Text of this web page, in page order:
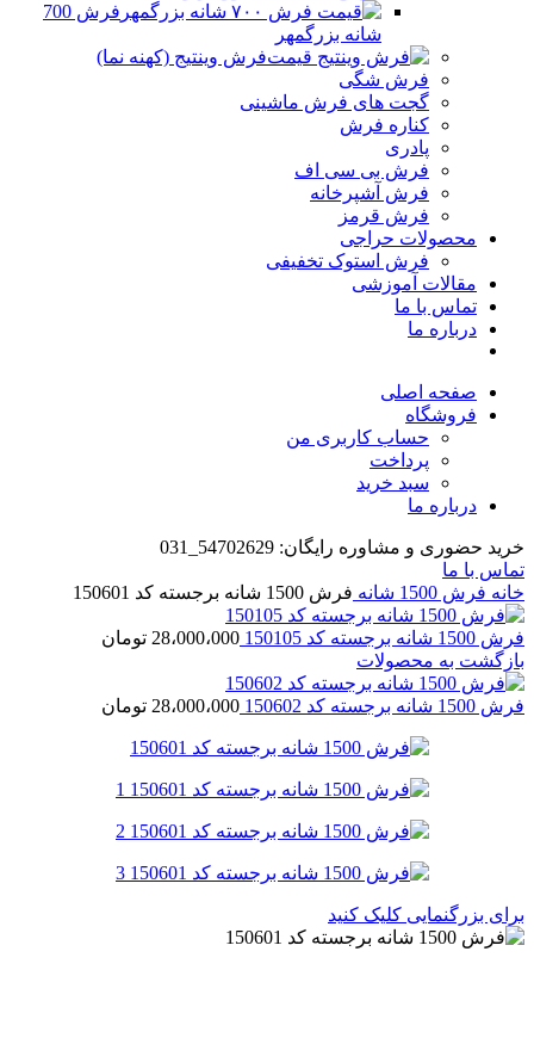
فرش 700
شانه بزرگمهر
فرش وینتیج (کهنه نما)
فرش شگی
گجت های فرش ماشینی
کناره فرش
پادری
فرش بی سی اف
فرش آشپرخانه
فرش قرمز
محصولات حراجی
فرش استوک تخفیفی
مقالات آموزشی
تماس با ما
درباره ما
صفحه اصلی
فروشگاه
حساب کاربری من
پرداخت
سبد خرید
درباره ما
خرید حضوری و مشاوره رایگان: 54702629_031
تماس با ما
خانه فرش 1500 شانه فرش 1500 شانه برجسته کد 150601
فرش 1500 شانه برجسته کد 150105 28،000،000 تومان
بازگشت به محصولات
فرش 1500 شانه برجسته کد 150602 28،000،000 تومان
برای بزرگنمایی کلیک کنید